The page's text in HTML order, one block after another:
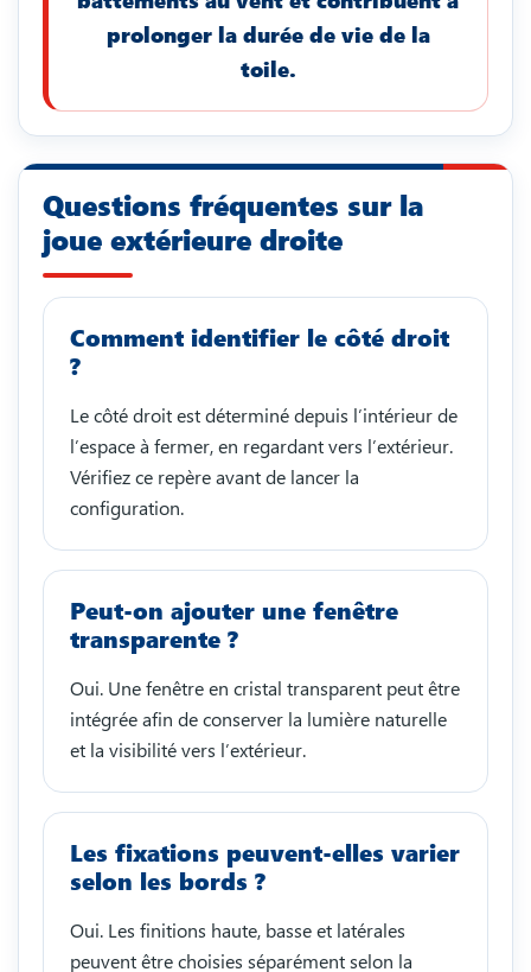
prolonger la durée de vie de la
toile.
Questions fréquentes sur la
joue extérieure droite
Comment identifier le côté droit
?
Le côté droit est déterminé depuis l’intérieur de
l’espace à fermer, en regardant vers l’extérieur.
Vérifiez ce repère avant de lancer la
configuration.
Peut-on ajouter une fenêtre
transparente ?
Oui. Une fenêtre en cristal transparent peut être
intégrée afin de conserver la lumière naturelle
et la visibilité vers l’extérieur.
Les fixations peuvent-elles varier
selon les bords ?
Oui. Les finitions haute, basse et latérales
peuvent être choisies séparément selon la